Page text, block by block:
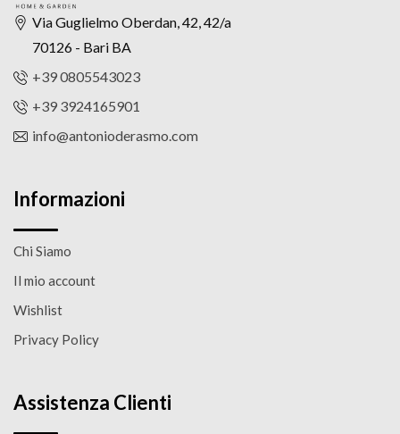
Via Guglielmo Oberdan, 42, 42/a
70126 - Bari BA
+39 0805543023
+39 3924165901
info@antonioderasmo.com
Informazioni
Chi Siamo
Il mio account
Wishlist
Privacy Policy
Assistenza Clienti